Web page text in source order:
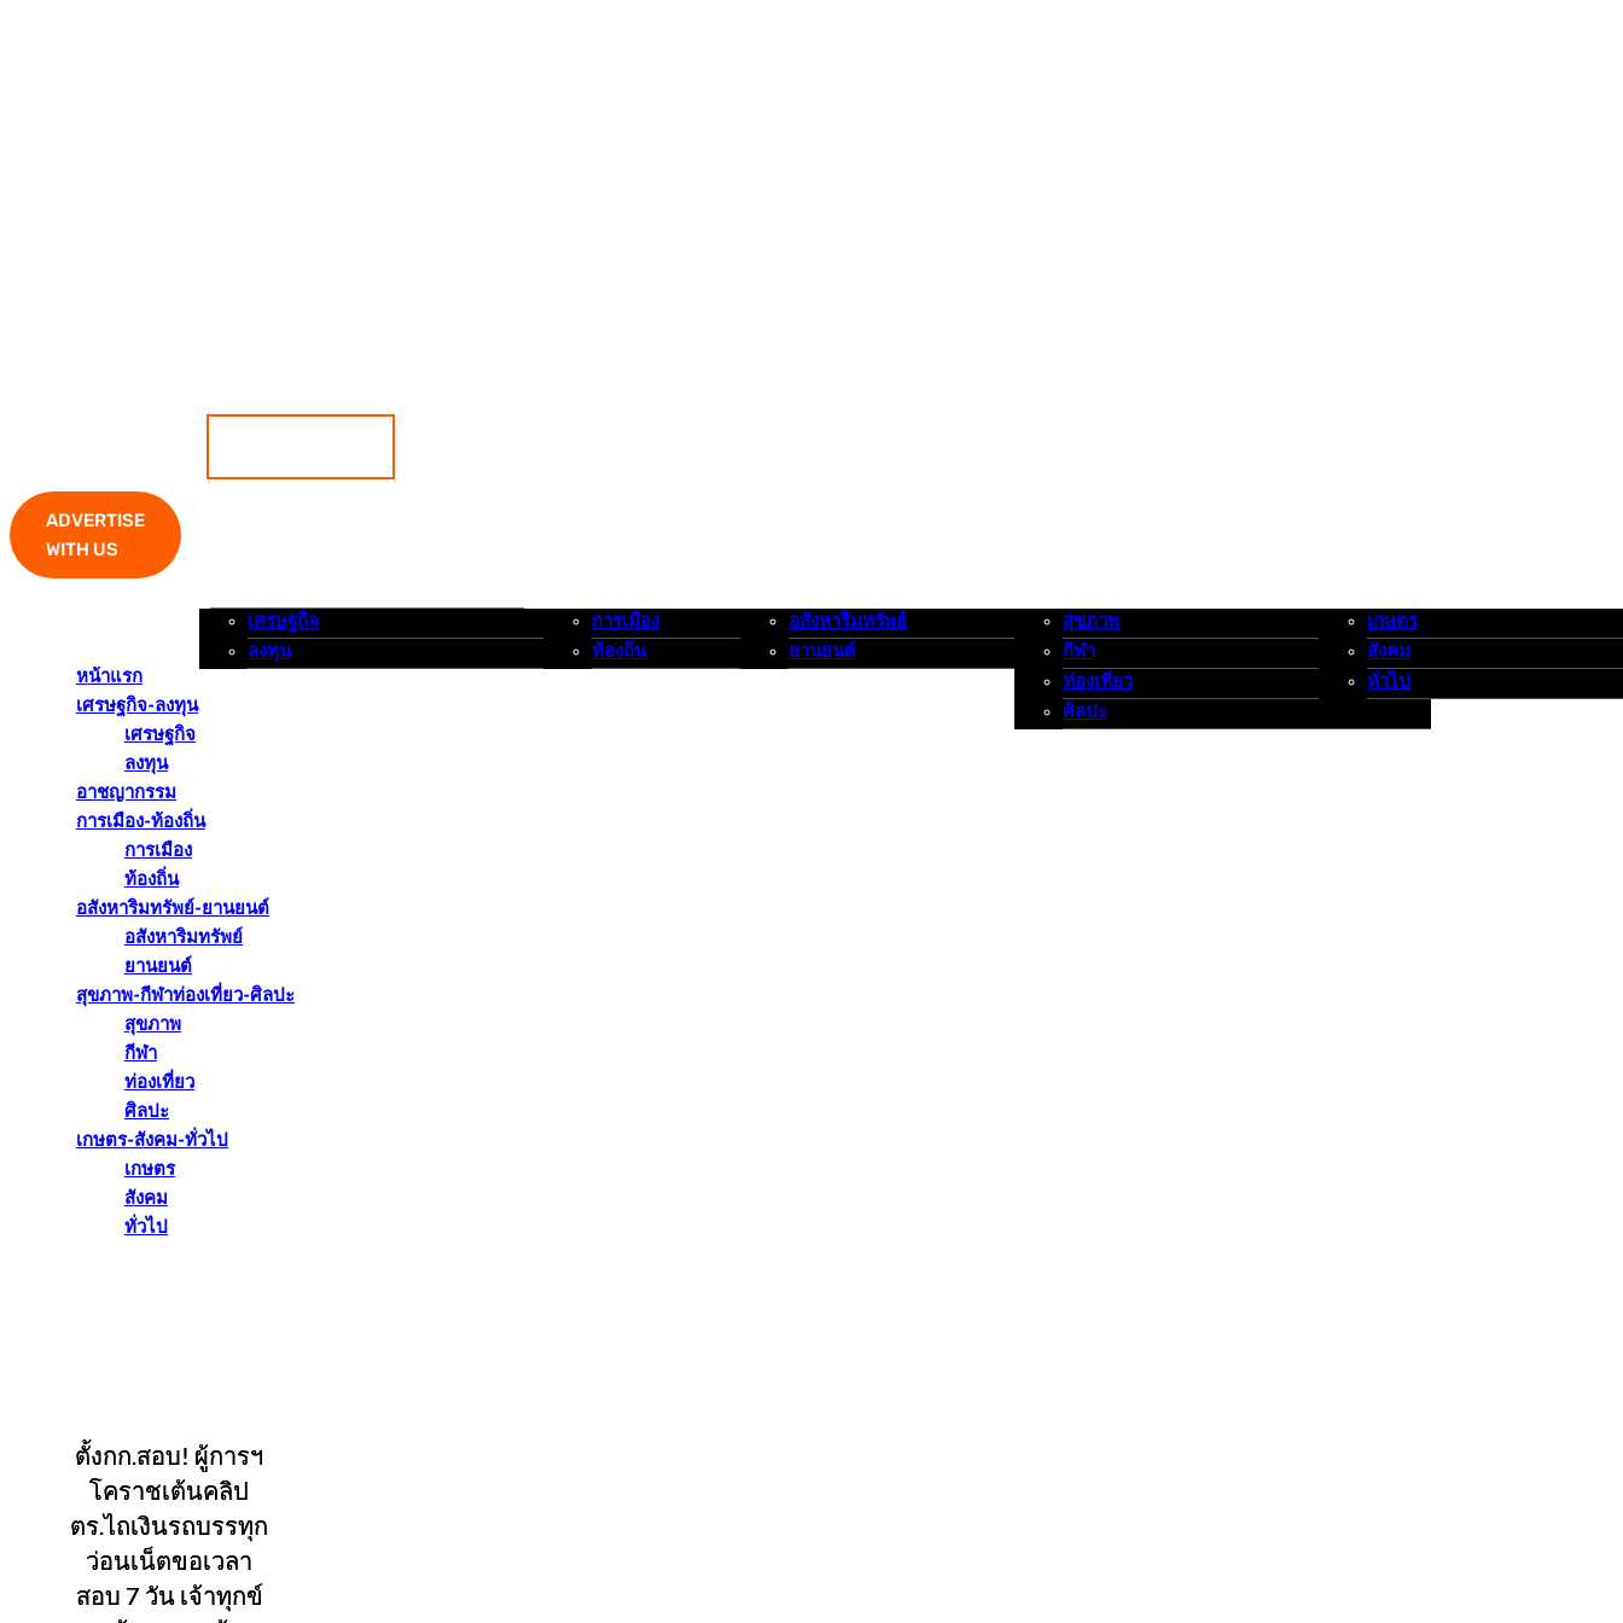
ADVERTISE
WITH US
เศรษฐกิจ-ลงทุน
เศรษฐกิจ
ลงทุน
การเมือง-ท้องถิ่น
การเมือง
ท้องถิ่น
อสังหาริมทรัพย์-ยานยนต์
อสังหาริมทรัพย์
ยานยนต์
สุขภาพ-กีฬาท่องเที่ยว-ศิลปะ
สุขภาพ
กีฬา
ท่องเที่ยว
ศิลปะ
เกษตร-สังคม-ทั่วไป
เกษตร
สังคม
ทั่วไป
หน้าแรก
เศรษฐกิจ-ลงทุน
เศรษฐกิจ
ลงทุน
อาชญากรรม
การเมือง-ท้องถิ่น
การเมือง
ท้องถิ่น
อสังหาริมทรัพย์-ยานยนต์
อสังหาริมทรัพย์
ยานยนต์
สุขภาพ-กีฬาท่องเที่ยว-ศิลปะ
สุขภาพ
กีฬา
ท่องเที่ยว
ศิลปะ
เกษตร-สังคม-ทั่วไป
เกษตร
สังคม
ทั่วไป
ตั้งกก.สอบ! ผู้การฯ
โคราชเต้นคลิป
ตร.ไถเงินรถบรรทุก
ว่อนเน็ตขอเวลา
สอบ 7 วัน เจ้าทุกข์